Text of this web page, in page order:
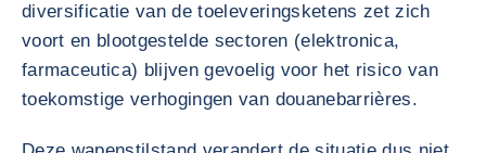
diversificatie van de toeleveringsketens zet zich
voort en blootgestelde sectoren (elektronica,
farmaceutica) blijven gevoelig voor het risico van
toekomstige verhogingen van douanebarrières.